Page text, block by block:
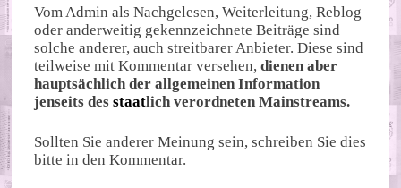
Vom Admin als Nachgelesen, Weiterleitung, Reblog
oder anderweitig gekennzeichnete Beiträge sind
solche anderer, auch streitbarer Anbieter. Diese sind
teilweise mit Kommentar versehen,dienen aber
hauptsächlich der allgemeinen Information
jenseits desstaatlich verordneten Mainstreams.
Sollten Sie anderer Meinung sein, schreiben Sie dies
bitte in den Kommentar.